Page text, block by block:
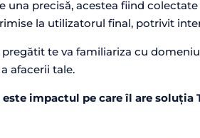
una precisă, acestea fiind
la utilizatorul final, potrivit
te va familiariza cu
afacerii tale.
impactul pe care îl are soluția